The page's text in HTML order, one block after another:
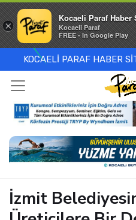
KOCAELİ PARAF HABER
İzmit
×
Kocaeli Paraf Haber
Kocaeli Paraf
FREE - In Google Play